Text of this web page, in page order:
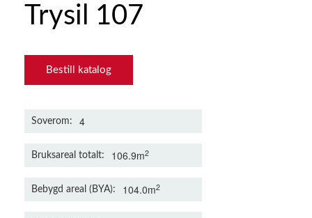
Trysil 107
Bestill katalog
Soverom 4
Bruksareal totalt 106.9m2
Bebygd areal (BYA) 104.0m2